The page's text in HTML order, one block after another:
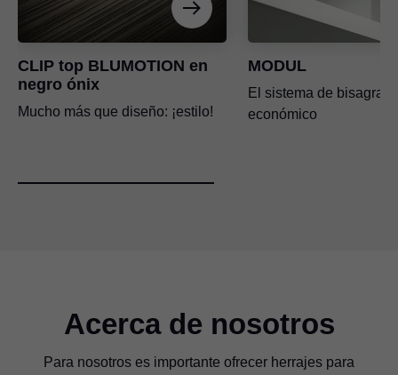
CLIP top BLUMOTION en
negro ónix
Mucho más que diseño: ¡estilo!
MODUL
El sistema de bisagras
económico
Acerca de nosotros
Para nosotros es importante ofrecer herrajes para